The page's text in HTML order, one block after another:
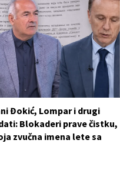
Đokić, Lompar i drugi
Blokaderi prave čistku,
zvučna imena lete sa